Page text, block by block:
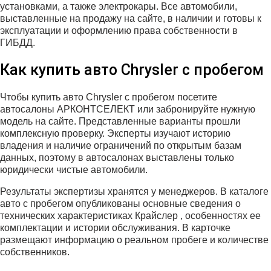
установками, а также электрокары. Все автомобили,
выставленные на продажу на сайте, в наличии и готовы к
эксплуатации и оформлению права собственности в
ГИБДД.
Как купить авто Chrysler с пробегом
Чтобы купить авто Chrysler с пробегом посетите
автосалоны АРКОНТСЕЛЕКТ или забронируйте нужную
модель на сайте. Представленные варианты прошли
комплексную проверку. Эксперты изучают историю
владения и наличие ограничений по открытым базам
данных, поэтому в автосалонах выставлены только
юридически чистые автомобили.
Результаты экспертизы хранятся у менеджеров. В каталоге
авто с пробегом опубликованы основные сведения о
технических характеристиках Крайслер , особенностях ее
комплектации и истории обслуживания. В карточке
размещают информацию о реальном пробеге и количестве
собственников.